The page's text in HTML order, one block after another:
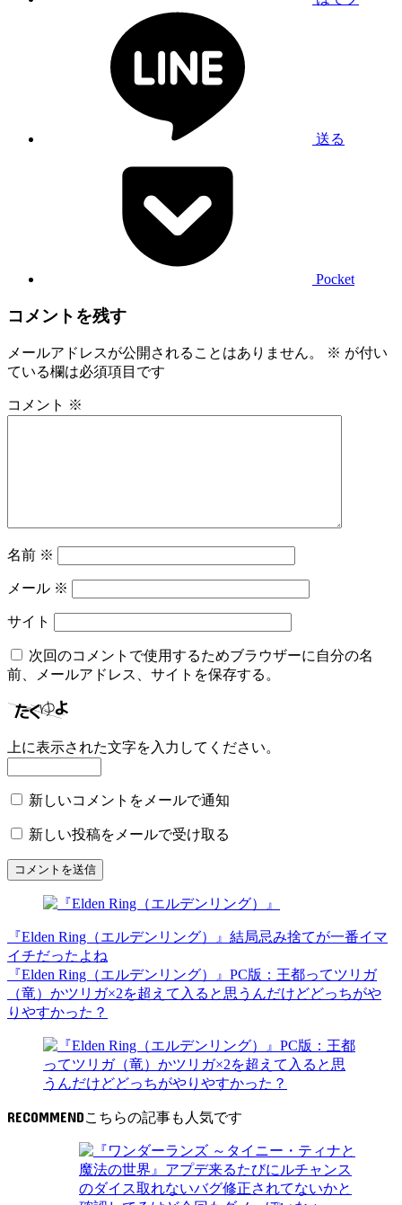
送る
Pocket
コメントを残す
メールアドレスが公開されることはありません。 ※ が付い
ている欄は必須項目です
コメント ※
名前 ※
メール ※
サイト
次回のコメントで使用するためブラウザーに自分の名
前、メールアドレス、サイトを保存する。
上に表示された文字を入力してください。
新しいコメントをメールで通知
新しい投稿をメールで受け取る
『Elden Ring（エルデンリング）』結局忌み捨てが一番イマ
イチだったよね
『Elden Ring（エルデンリング）』PC版：王都ってツリガ
（竜）かツリガ×2を超えて入ると思うんだけどどっちがや
りやすかった？
RECOMMEND